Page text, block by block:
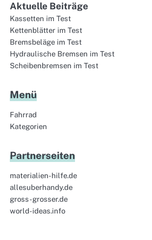
Aktuelle Beiträge
Kassetten im Test
Kettenblätter im Test
Bremsbeläge im Test
Hydraulische Bremsen im Test
Scheibenbremsen im Test
Menü
Fahrrad
Kategorien
Partnerseiten
materialien-hilfe.de
allesuberhandy.de
gross-grosser.de
world-ideas.info